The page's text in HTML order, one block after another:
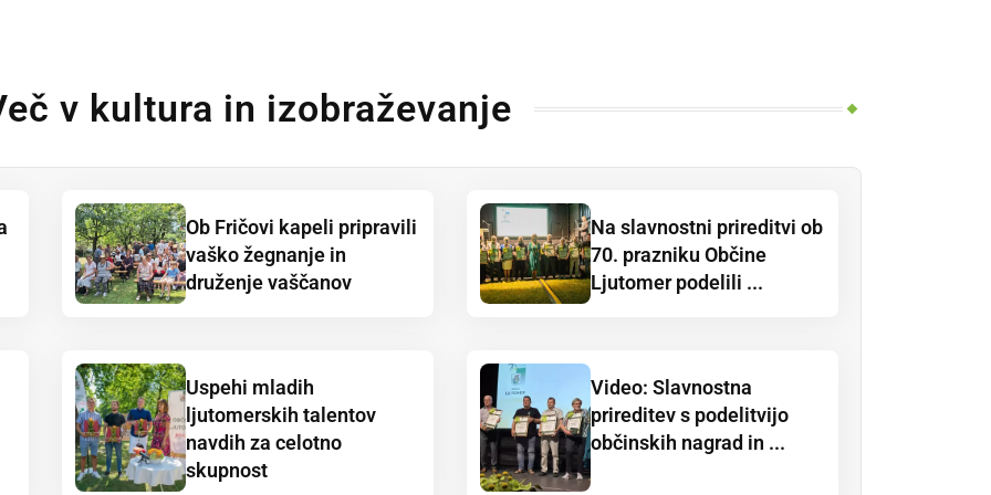
v kultura in izobraževanje
Ob Fričovi kapeli pripravili
vaško žegnanje in
druženje vaščanov
Na slavnostni prireditvi ob
70. prazniku Občine
Ljutomer podelili ...
Uspehi mladih
ljutomerskih talentov
navdih za celotno
skupnost
Video: Slavnostna
prireditev s podelitvijo
občinskih nagrad in ...